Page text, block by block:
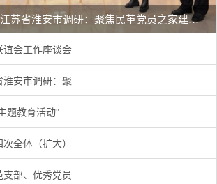
李惠东率队来江苏省淮安市调研：聚焦民革党员之家建设管理、学龄前儿童爱国主义教育
会工作座谈会
安市调研：聚
题教育活动”
全体（扩大）
部、优秀党员